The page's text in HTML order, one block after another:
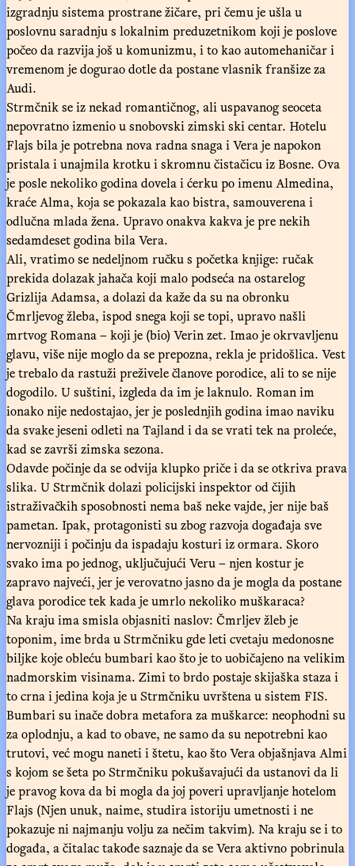
izgradnju sistema prostrane žičare, pri čemu je ušla u
poslovnu saradnju s lokalnim preduzetnikom koji je poslove
počeo da razvija još u komunizmu, i to kao automehaničar i
vremenom je dogurao dotle da postane vlasnik franšize za
Audi.
Strmčnik se iz nekad romantičnog, ali uspavanog seoceta
nepovratno izmenio u snobovski zimski ski centar. Hotelu
Flajs bila je potrebna nova radna snaga i Vera je napokon
pristala i unajmila krotku i skromnu čistačicu iz Bosne. Ova
je posle nekoliko godina dovela i ćerku po imenu Almedina,
kraće Alma, koja se pokazala kao bistra, samouverena i
odlučna mlada žena. Upravo onakva kakva je pre nekih
sedamdeset godina bila Vera.
Ali, vratimo se nedeljnom ručku s početka knjige: ručak
prekida dolazak jahača koji malo podseća na ostarelog
Grizlija Adamsa, a dolazi da kaže da su na obronku
Čmrljevog žleba, ispod snega koji se topi, upravo našli
mrtvog Romana – koji je (bio) Verin zet. Imao je okrvavljenu
glavu, više nije moglo da se prepozna, rekla je pridošlica. Vest
je trebalo da rastuži preživele članove porodice, ali to se nije
dogodilo. U suštini, izgleda da im je laknulo. Roman im
ionako nije nedostajao, jer je poslednjih godina imao naviku
da svake jeseni odleti na Tajland i da se vrati tek na proleće,
kad se završi zimska sezona.
Odavde počinje da se odvija klupko priče i da se otkriva prava
slika. U Strmčnik dolazi policijski inspektor od čijih
istraživačkih sposobnosti nema baš neke vajde, jer nije baš
pametan. Ipak, protagonisti su zbog razvoja događaja sve
nervozniji i počinju da ispadaju kosturi iz ormara. Skoro
svako ima po jednog, uključujući Veru – njen kostur je
zapravo najveći, jer je verovatno jasno da je mogla da postane
glava porodice tek kada je umrlo nekoliko muškaraca?
Na kraju ima smisla objasniti naslov: Čmrljev žleb je
toponim, ime brda u Strmčniku gde leti cvetaju medonosne
biljke koje obleću bumbari kao što je to uobičajeno na velikim
nadmorskim visinama. Zimi to brdo postaje skijaška staza i
to crna i jedina koja je u Strmčniku uvrštena u sistem FIS.
Bumbari su inače dobra metafora za muškarce: neophodni su
za oplodnju, a kad to obave, ne samo da su nepotrebni kao
trutovi, već mogu naneti i štetu, kao što Vera objašnjava Almi
s kojom se šeta po Strmčniku pokušavajući da ustanovi da li
je pravog kova da bi mogla da joj poveri upravljanje hotelom
Flajs (Njen unuk, naime, studira istoriju umetnosti i ne
pokazuje ni najmanju volju za nečim takvim). Na kraju se i to
događa, a čitalac takođe saznaje da se Vera aktivno pobrinula